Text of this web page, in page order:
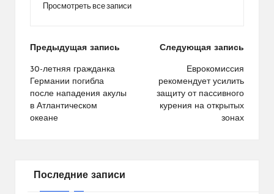
Просмотреть все записи
Навигация
по
записям
Предыдущая запись
30-летняя гражданка
Германии погибла
после нападения акулы
в Атлантическом
океане
Следующая запись
Еврокомиссия
рекомендует усилить
защиту от пассивного
курения на открытых
зонах
Последние записи